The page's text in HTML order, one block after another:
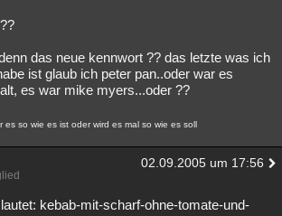
das neue kennwort ?? das letzte was ich
ist glaub ich peter pan..oder war es
es war mike myers...oder ??
es so wie es ist oder wird es mal so wie es soll
02.09.2005 um 17:56
kebab-mit-scharf-ohne-tomate-und-